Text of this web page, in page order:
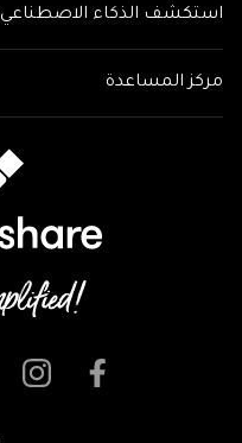
استكشف الذكاء الاصطناعي
مركز المساعدة